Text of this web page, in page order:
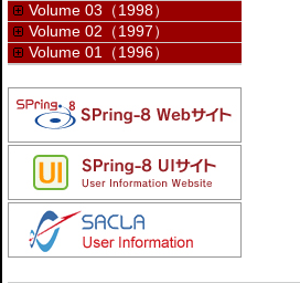
Volume 03（1998）
Volume 02（1997）
Volume 01（1996）